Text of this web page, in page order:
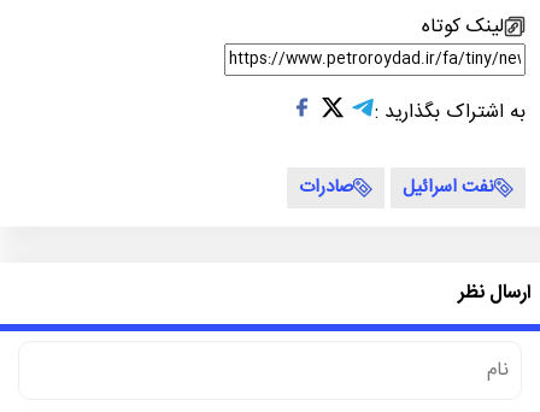
لینک کوتاه
به اشتراک بگذارید :
نفت اسرائیل صادرات
ارسال نظر